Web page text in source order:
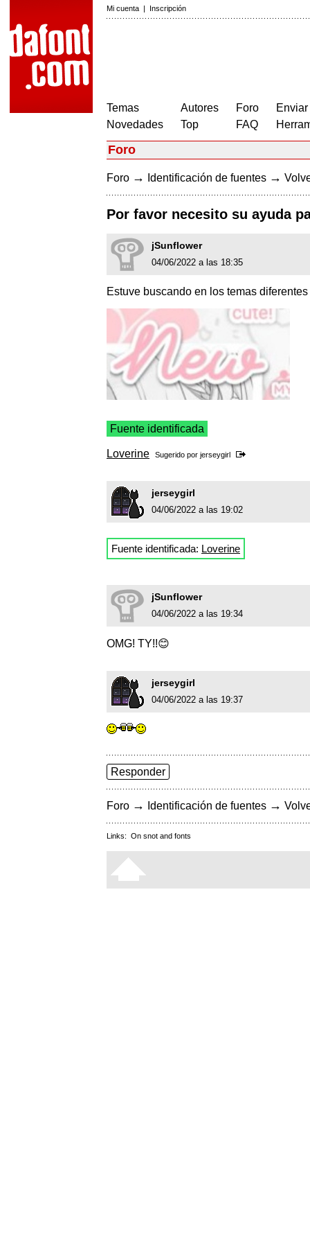
Mi cuenta | Inscripción
Temas
Novedades
Autores
Top
Foro
FAQ
Foro
Foro → Identificación de fuentes →
Por favor necesito su ayuda
jSunflower
04/06/2022 a las 18:35
Estuve buscando en los temas
Fuente identificada
Loverine Sugerido por jerseygirl
jerseygirl
04/06/2022 a las 19:02
Fuente identificada: Loverine
jSunflower
04/06/2022 a las 19:34
OMG! TY!!😊
jerseygirl
04/06/2022 a las 19:37
Responder
Foro → Identificación de fuentes →
Links: On snot and fonts